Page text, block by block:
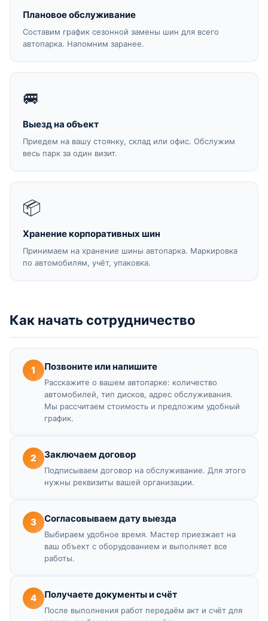
Плановое обслуживание
Составим график сезонной замены шин для всего
автопарка. Напомним заранее.
🚐
Выезд на объект
Приедем на вашу стоянку, склад или офис. Обслужим
весь парк за один визит.
📦
Хранение корпоративных шин
Принимаем на хранение шины автопарка. Маркировка
по автомобилям, учёт, упаковка.
Как начать сотрудничество
1 Позвоните или напишите
Расскажите о вашем автопарке: количество
автомобилей, тип дисков, адрес обслуживания.
Мы рассчитаем стоимость и предложим удобный
график.
2 Заключаем договор
Подписываем договор на обслуживание. Для этого
нужны реквизиты вашей организации.
3 Согласовываем дату выезда
Выбираем удобное время. Мастер приезжает на
ваш объект с оборудованием и выполняет все
работы.
4 Получаете документы и счёт
После выполнения работ передаём акт и счёт для